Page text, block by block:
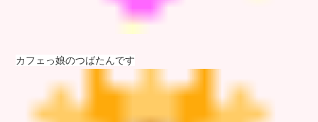
カフェっ娘のつばたんです